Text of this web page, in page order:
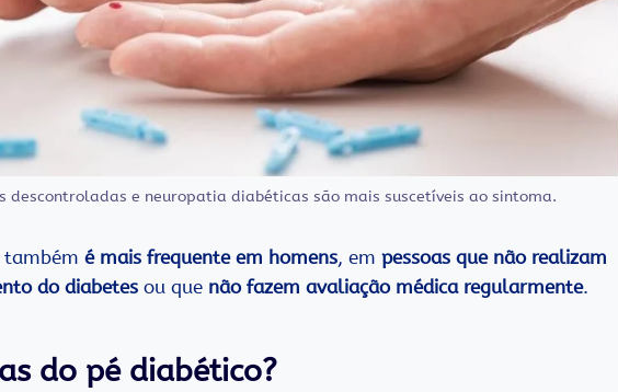
descontroladas e neuropatia diabéticas são mais suscetíveis ao sintoma.
também é mais frequente em homens, em pessoas que não realizam
do diabetes ou que não fazem avaliação médica regularmente.
do pé diabético?